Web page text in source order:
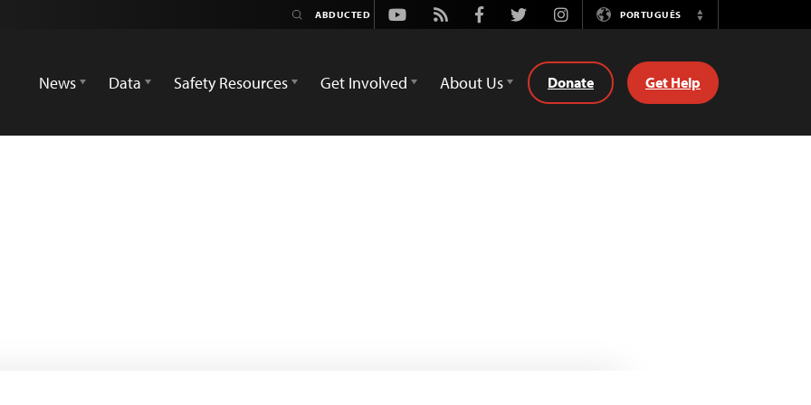
Youtube
Rss FacebookTwitterInstagramPORTUGUÊS
Switch
News
Data Safety Resources Get Involved About Us Donate Get Help